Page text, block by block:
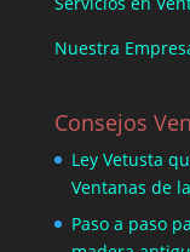
Nuestra
Consejos
Ley Vetusta
Ventanas de
Paso a paso